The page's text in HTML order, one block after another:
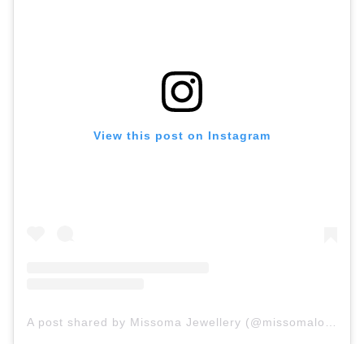
View this post on Instagram
A post shared by Missoma Jewellery (@missomalondon)